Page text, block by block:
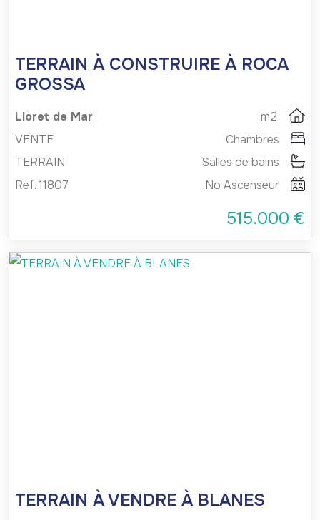
TERRAIN À CONSTRUIRE À ROCA
GROSSA
Lloret de Mar
VENTE
TERRAIN
Ref. 11807
m2
Chambres
Salles de bains
No Ascenseur
515.000 €
TERRAIN À VENDRE À BLANES